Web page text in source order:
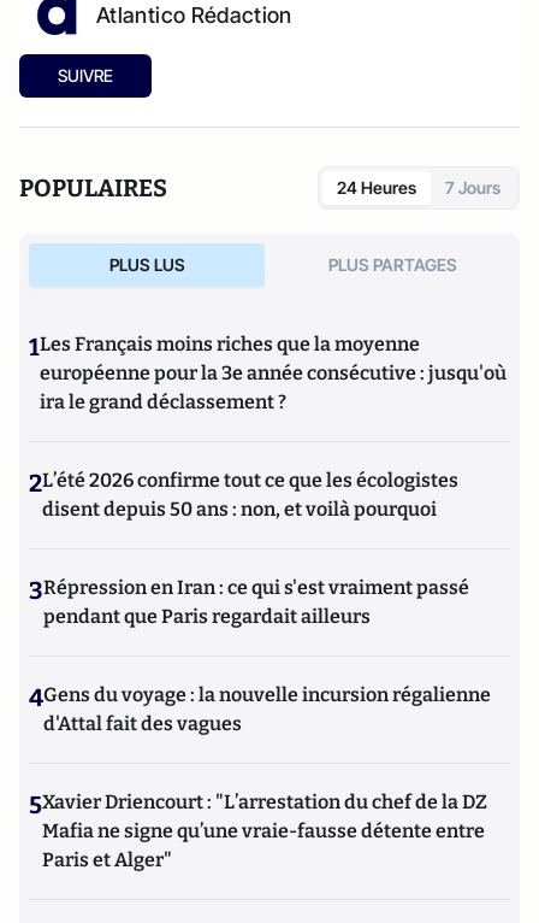
Atlantico Rédaction
SUIVRE
POPULAIRES 24 Heures 7 Jours
PLUS LUS PLUS PARTAGES
1Les Français moins riches que la moyenne
européenne pour la 3e année consécutive : jusqu'où
ira le grand déclassement ?
2L’été 2026 confirme tout ce que les écologistes
disent depuis 50 ans : non, et voilà pourquoi
3Répression en Iran : ce qui s'est vraiment passé
pendant que Paris regardait ailleurs
4Gens du voyage : la nouvelle incursion régalienne
d'Attal fait des vagues
5Xavier Driencourt : "L’arrestation du chef de la DZ
Mafia ne signe qu’une vraie-fausse détente entre
Paris et Alger"